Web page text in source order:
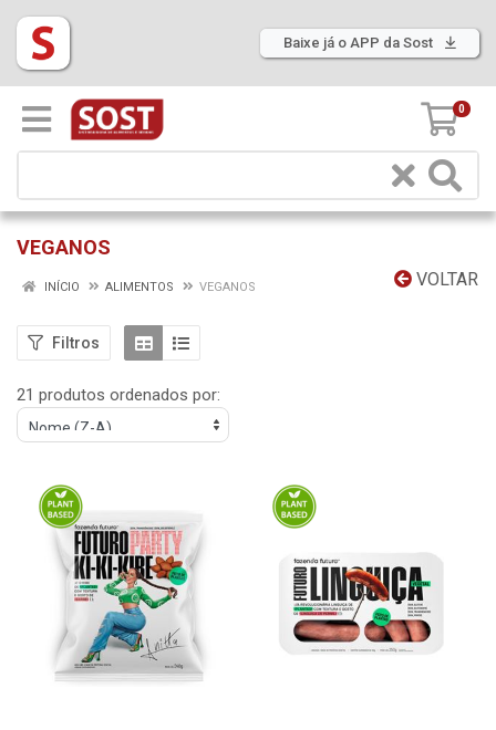
Baixe já o APP da Sost
0
VEGANOS
VOLTAR
INÍCIO ALIMENTOS VEGANOS
Filtros
21 produtos ordenados por: